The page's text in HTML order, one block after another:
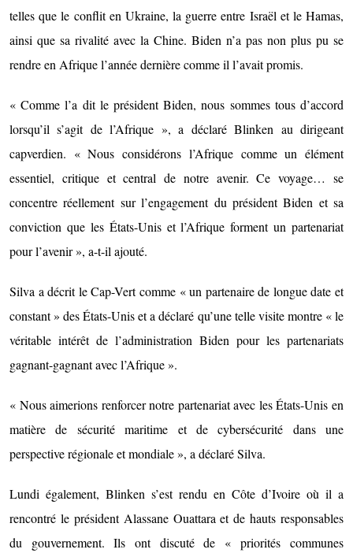
telles que le conflit en Ukraine, la guerre entre Israël et le Hamas,
ainsi que sa rivalité avec la Chine. Biden n’a pas non plus pu se
rendre en Afrique l’année dernière comme il l’avait promis.
« Comme l’a dit le président Biden, nous sommes tous d’accord
lorsqu’il s’agit de l’Afrique », a déclaré Blinken au dirigeant
capverdien. « Nous considérons l’Afrique comme un élément
essentiel, critique et central de notre avenir. Ce voyage… se
concentre réellement sur l’engagement du président Biden et sa
conviction que les États-Unis et l’Afrique forment un partenariat
pour l’avenir », a-t-il ajouté.
Silva a décrit le Cap-Vert comme « un partenaire de longue date et
constant » des États-Unis et a déclaré qu’une telle visite montre « le
véritable intérêt de l’administration Biden pour les partenariats
gagnant-gagnant avec l’Afrique ».
« Nous aimerions renforcer notre partenariat avec les États-Unis en
matière de sécurité maritime et de cybersécurité dans une
perspective régionale et mondiale », a déclaré Silva.
Lundi également, Blinken s’est rendu en Côte d’Ivoire où il a
rencontré le président Alassane Ouattara et de hauts responsables
du gouvernement. Ils ont discuté de « priorités communes